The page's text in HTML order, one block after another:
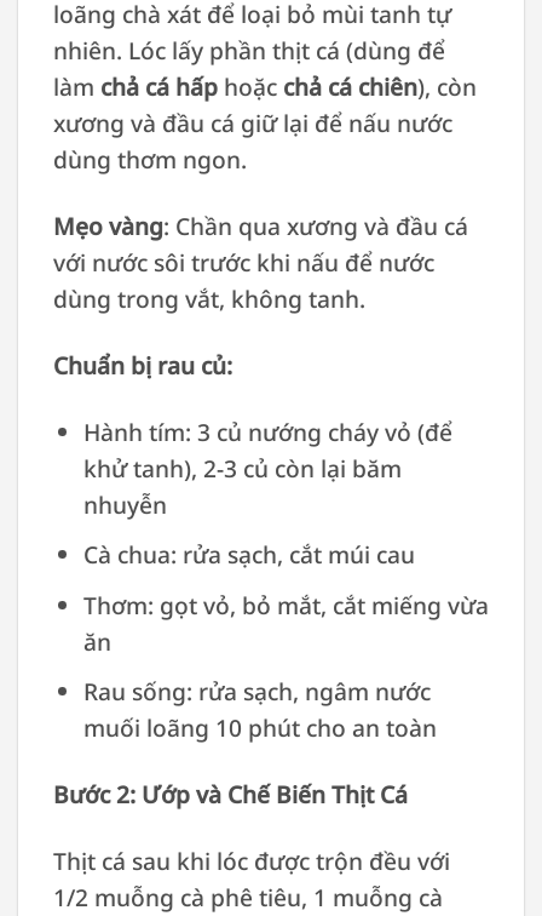
loãng chà xát để loại bỏ mùi tanh tự
nhiên. Lóc lấy phần thịt cá (dùng để
làm chả cá hấphoặc chả cá chiên), còn
xương và đầu cá giữ lại để nấu nước
dùng thơm ngon.
Mẹo vàng: Chần qua xương và đầu cá
với nước sôi trước khi nấu để nước
dùng trong vắt, không tanh.
Chuẩn bị rau củ:
Hành tím: 3 củ nướng cháy vỏ (để
khử tanh), 2-3 củ còn lại băm
nhuyễn
Cà chua: rửa sạch, cắt múi cau
Thơm: gọt vỏ, bỏ mắt, cắt miếng vừa
ăn
Rau sống: rửa sạch, ngâm nước
muối loãng 10 phút cho an toàn
Bước 2: Ướp và Chế Biến Thịt Cá
Thịt cá sau khi lóc được trộn đều với
1/2 muỗng cà phê tiêu, 1 muỗng cà